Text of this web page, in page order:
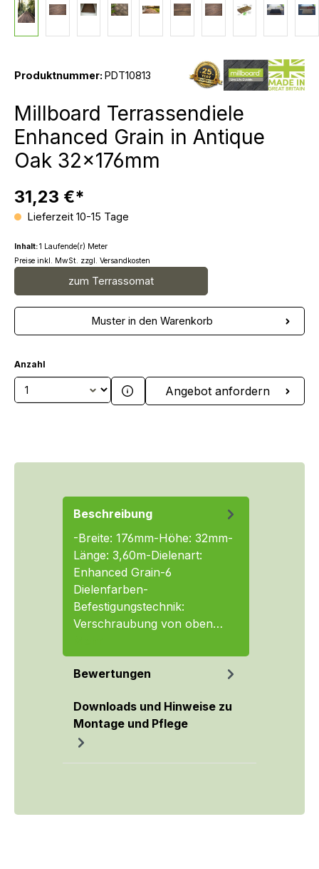
Produktnummer: PDT10813
Millboard Terrassendiele
Enhanced Grain in Antique
Oak 32x176mm
31,23 €*
Lieferzeit 10-15 Tage
Inhalt:1 Laufende(r) Meter
Preise inkl. MwSt. zzgl. Versandkosten
zum Terrassomat
Muster in den Warenkorb
Anzahl
Produkt Anzahl: Gib denAngebot anfordern
Beschreibung
-Breite: 176mm-Höhe: 32mm-
Länge: 3,60m-Dielenart:
Enhanced Grain-6
Dielenfarben-
Befestigungstechnik:
Verschraubung von oben…
Bewertungen
Downloads und Hinweise zu
Montage und Pflege